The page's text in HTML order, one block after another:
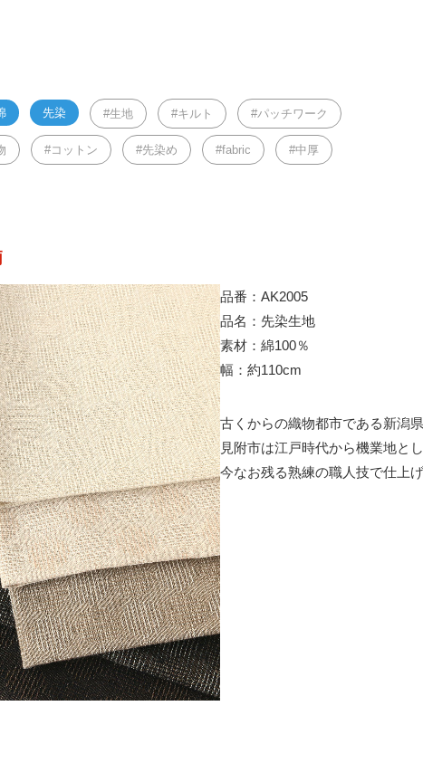
先染 生地 キルト パッチワーク
コットン 先染め fabric 中厚
品番：AK2005
品名：先染生地
素材：綿100％
幅：約110cm
古くからの織物都市である新潟
見附市は江戸時代から機業地と
今なお残る熟練の職人技で仕上